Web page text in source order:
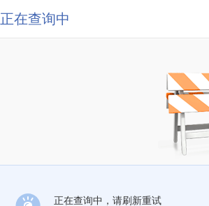
正在查询中
正在查询中，请刷新重试